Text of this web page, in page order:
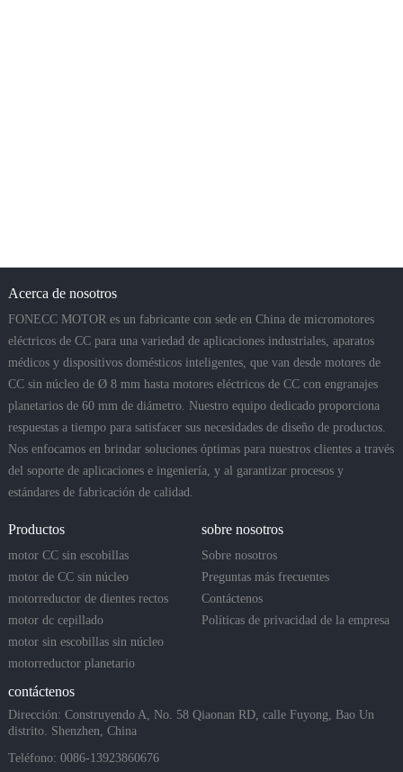
Acerca de nosotros
FONECC MOTOR es un fabricante con sede en China de micromotores
eléctricos de CC para una variedad de aplicaciones industriales, aparatos
médicos y dispositivos domésticos inteligentes, que van desde motores de
CC sin núcleo de Ø 8 mm hasta motores eléctricos de CC con engranajes
planetarios de 60 mm de diámetro. Nuestro equipo dedicado proporciona
respuestas a tiempo para satisfacer sus necesidades de diseño de productos.
Nos enfocamos en brindar soluciones óptimas para nuestros clientes a través
del soporte de aplicaciones e ingeniería, y al garantizar procesos y
estándares de fabricación de calidad.
Productos
motor CC sin escobillas
motor de CC sin núcleo
motorreductor de dientes rectos
motor dc cepillado
motor sin escobillas sin núcleo
motorreductor planetario
sobre nosotros
Sobre nosotros
Preguntas más frecuentes
Contáctenos
Políticas de privacidad de la empresa
contáctenos
Dirección: Construyendo A, No. 58 Qiaonan RD, calle Fuyong, Bao Un
distrito. Shenzhen, China
Teléfono: 0086-13923860676